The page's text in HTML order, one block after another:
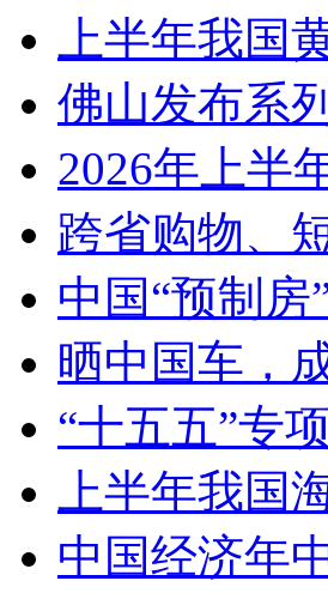
上半年我国
佛山发布系
2026年上半
跨省购物、
中国“预制房
晒中国车，
“十五五”专
上半年我国
中国经济年